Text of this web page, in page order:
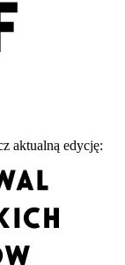
aktualną edycję: